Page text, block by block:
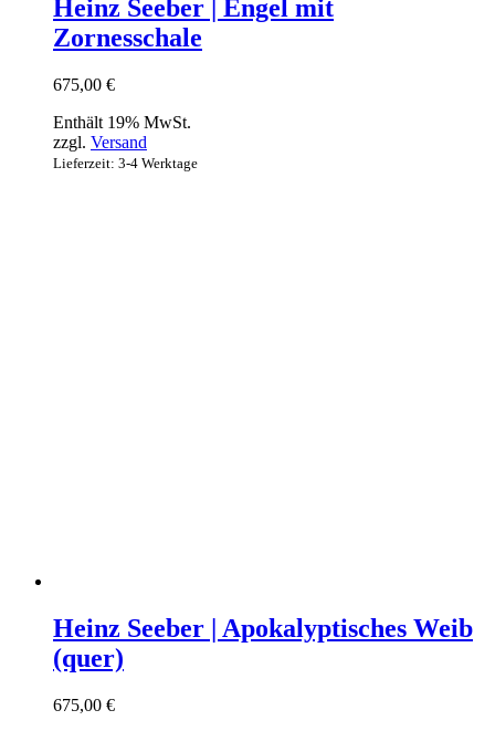
Heinz Seeber | Engel mit
Zornesschale
675,00 €
Enthält 19% MwSt.
zzgl. Versand
Lieferzeit: 3-4 Werktage
Heinz Seeber | Apokalyptisches Weib
(quer)
675,00 €